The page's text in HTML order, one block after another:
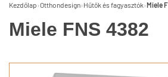
Kezdőlap›Otthondesign› Hűtők és fagyasztók›Miele
Miele FNS 4382